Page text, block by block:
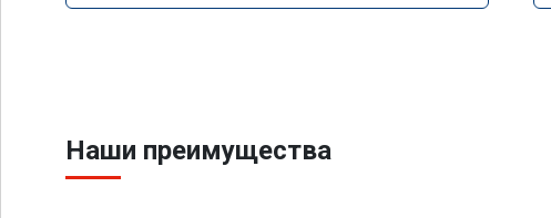
Наши преимущества